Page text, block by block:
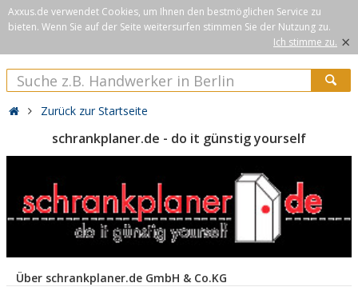
Axxus.de verwendet Cookies, um Ihnen den bestmöglichen Service zu
bieten. Wenn Sie auf der Seite weitersurfen stimmen Sie der Nutzung zu.
Ich stimme zu. ×
Zurück zur Startseite
schrankplaner.de - do it günstig yourself
Über schrankplaner.de GmbH & Co.KG